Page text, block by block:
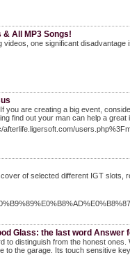
All MP3 Songs!
one significant disadvantage
you are creating a big event,
find out your man can help a
of selected different IGT slots,
Glass: the last word Answer
to distinguish from the honest
to the garage. Its touch sensitive